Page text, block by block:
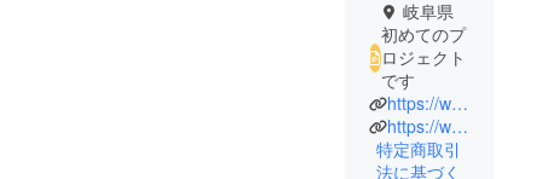
岐阜県
初めてのプ
ロジェクト
です
https://www.sekishoko-h.jp/%E9%83%A8%E6%B4%BB%E5%8B%95/%E5%90%B9%E5%A5%8F%E6%A5%BD%E9%83%A8/
https://www.instagram.com/sekishoko.wo.mb/
特定商取引
法に基づく